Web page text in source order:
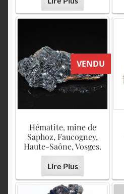
VENDU
Hématite, mine de
Saphoz, Faucogney,
Haute-Saône, Vosges.
Lire Plus